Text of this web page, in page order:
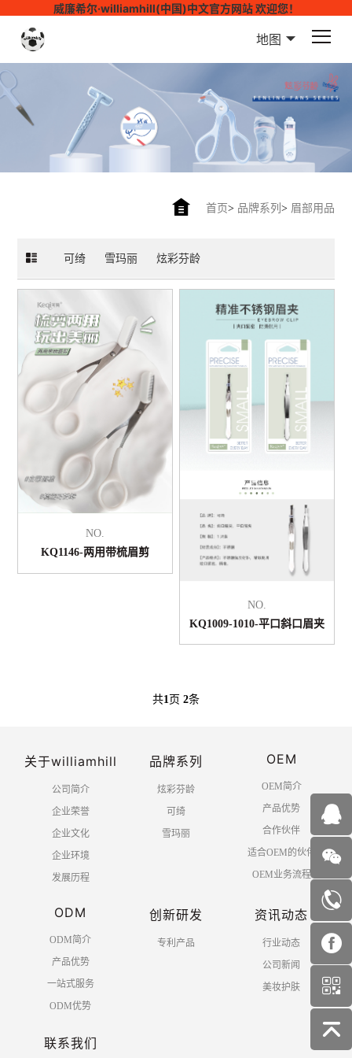
威廉希尔·williamhill(中国)中文官方网站 欢迎您！
地图
首页> 品牌系列 > 眉部用品
可绮 雪玛丽 炫彩芬龄
NO.
KQ1146-两用带梳眉剪
NO.
KQ1009-1010-平口斜口眉夹
共1页 2条
关于williamhill
公司简介
企业荣誉
企业文化
企业环境
发展历程
品牌系列
炫彩芬龄
可绮
雪玛丽
OEM
OEM简介
产品优势
合作伙伴
适合OEM的伙伴
OEM业务流程
ODM
ODM简介
产品优势
一站式服务
ODM优势
创新研发
专利产品
资讯动态
行业动态
公司新闻
美妆护肤
联系我们